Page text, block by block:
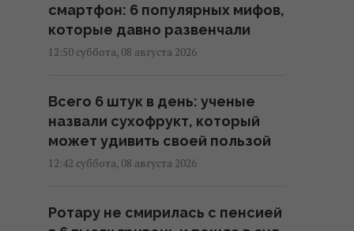
смартфон: 6 популярных мифов,
которые давно развенчали
12:50 суббота, 08 августа 2026
Всего 6 штук в день: ученые
назвали сухофрукт, который
может удивить своей пользой
12:42 суббота, 08 августа 2026
Ротару не смирилась с пенсией